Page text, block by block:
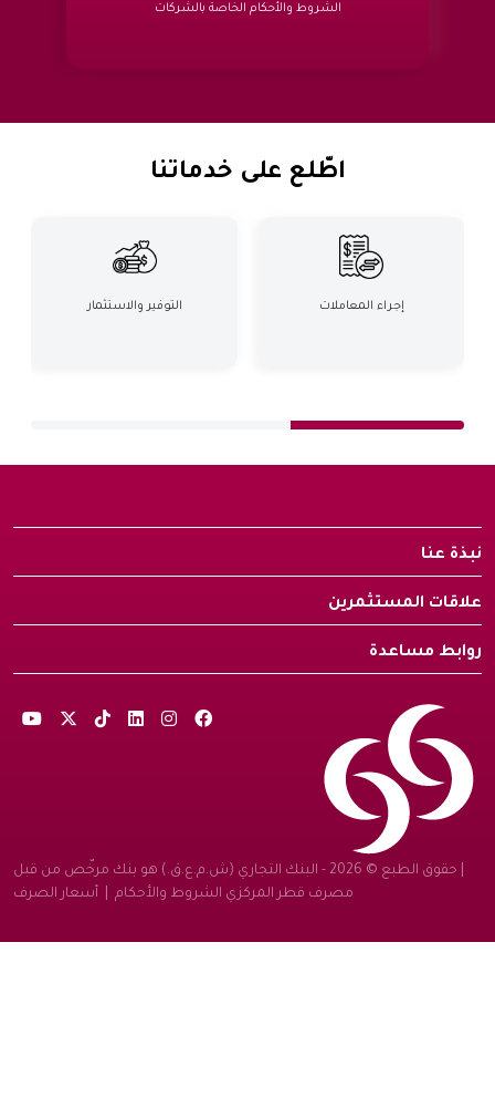
الشروط والأحكام الخاصة بالشركات
اطّلع على خدماتنا
إجراء المعاملات التوفير والاستثمار
نبذة عنا
علاقات المستثمرين
روابط مساعدة
| حقوق الطبع © 2026 - البنك التجاري (ش.م.ع.ق.) هو بنك مرخّص من قبل
مصرف قطر المركزي الشروط والأحكام | أسعار الصرف